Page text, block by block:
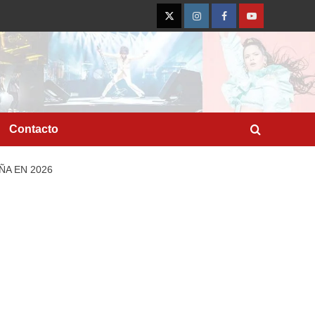
TwitterInstagramFacebookYouTube
Contacto
EN 2026